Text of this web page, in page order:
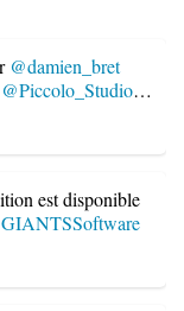
@damien_bret
@Piccolo_Studio…
est disponible